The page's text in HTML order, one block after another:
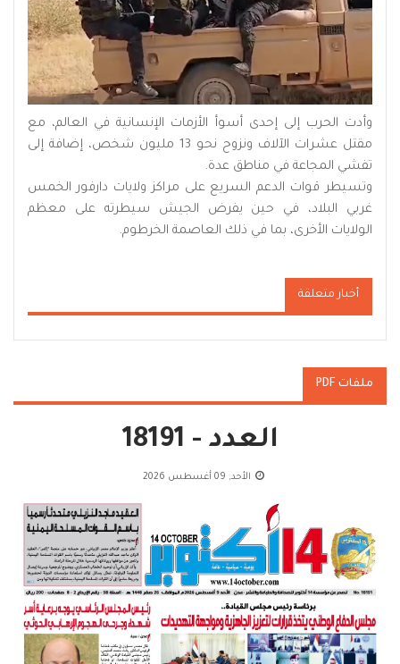
وأدت الحرب إلى إحدى أسوأ الأزمات الإنسانية في العالم، مع
مقتل عشرات الآلاف ونزوح نحو 13 مليون شخص، إضافة إلى
تفشي المجاعة في مناطق عدة.
وتسيطر قوات الدعم السريع على مراكز ولايات دارفور الخمس
غربي البلاد، في حين يفرض الجيش سيطرته على معظم
الولايات الأخرى، بما في ذلك العاصمة الخرطوم.
أخبار متعلقة
ملفات PDF
العدد - 18191
الأحد, 09 أغسطس 2026